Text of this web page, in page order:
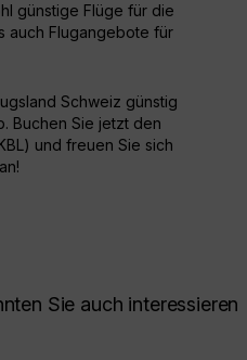
günstige Flüge für die
auch Flugangebote für
Schweiz günstig
Buchen Sie jetzt den
und freuen Sie sich
Sie auch interessieren